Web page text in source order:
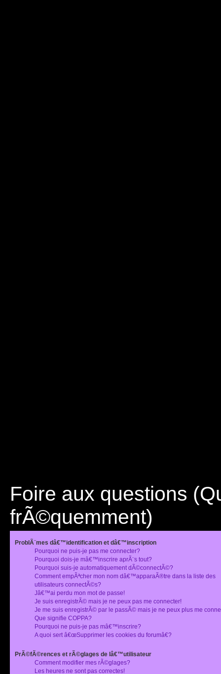
Foire aux questions
frÃ©quemment)
ProblÃ¨mes dâ€™identification et dâ€™inscription
Pourquoi ne puis-je pas me connecter?
Pourquoi dois-je mâ€™inscrire aprÃ¨s tout?
Pourquoi suis-je automatiquement dÃ©connectÃ©?
Comment empÃªcher mon nom dâ€™apparaÃ®tre dans la liste des
utilisateurs connectÃ©s?
Jâ€™ai perdu mon mot de passe!
Je suis enregistrÃ© mais je ne peux pas me connecter!
Je me suis enregistrÃ© par le passÃ© mais je ne peux plus me
Que signifie COPPA?
Pourquoi ne puis-je pas mâ€™inscrire?
A quoi sert â€œSupprimer les cookies du forumâ€?
PrÃ©fÃ©rences et rÃ©glages de lâ€™utilisateur
Comment modifier mes rÃ©glages?
Les heures ne sont pas correctes!